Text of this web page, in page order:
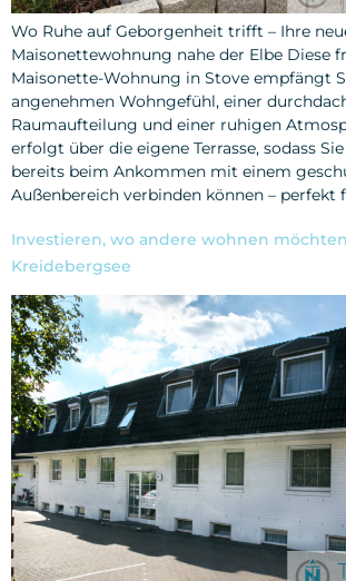
Wo Ruhe auf Geborgenheit trifft – Ihre
Maisonettewohnung nahe der Elbe Diese
Maisonette-Wohnung in Stove empfängt
angenehmen Wohngefühl, einer
Raumaufteilung und einer ruhigen
erfolgt über die eigene Terrasse, sodass
bereits beim Ankommen mit einem
Außenbereich verbinden können – perfekt
Investieren, wo andere wohnen
Kreidebergsee